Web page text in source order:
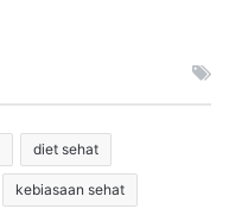
diet sehat
kebiasaan sehat